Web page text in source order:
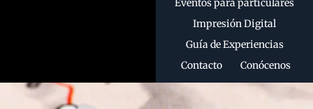
Eventos para particulares
Impresión Digital
Guía de Experiencias
Contacto
Conócenos